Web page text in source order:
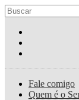
Fale comigo
Quem é o